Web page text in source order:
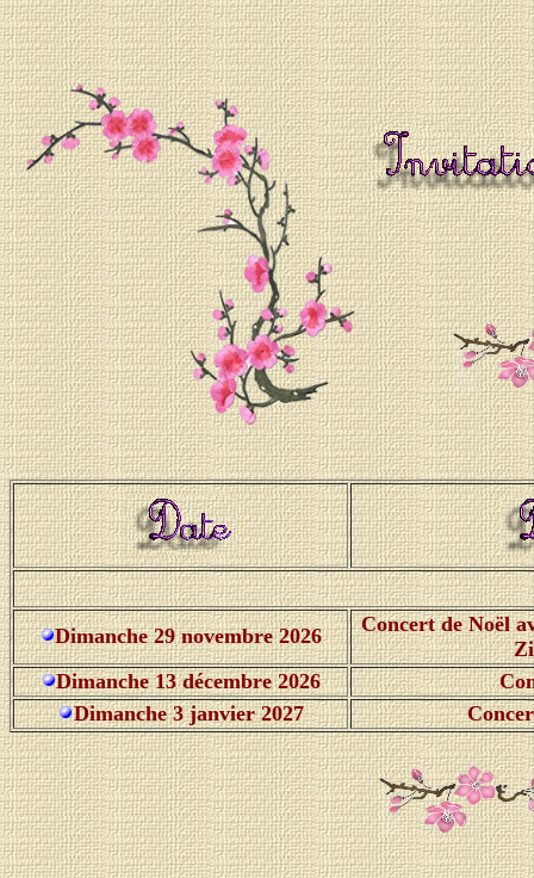
Dimanche 29 novembre 2026
Concert de Noël
Dimanche 13 décembre 2026
Dimanche 3 janvier 2027